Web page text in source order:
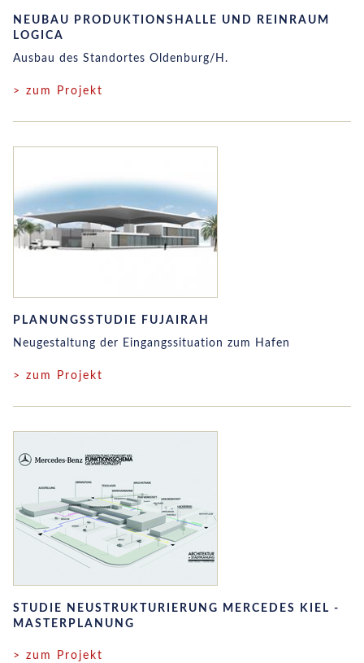
NEUBAU PRODUKTIONSHALLE UND REINRAUM
LOGICA
Ausbau des Standortes Oldenburg/H.
> zum Projekt
PLANUNGSSTUDIE FUJAIRAH
Neugestaltung der Eingangssituation zum Hafen
> zum Projekt
STUDIE NEUSTRUKTURIERUNG MERCEDES KIEL -
MASTERPLANUNG
> zum Projekt